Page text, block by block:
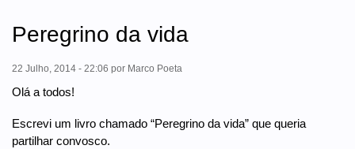
Peregrino da vida
22 Julho, 2014 - 22:06 por Marco Poeta
Olá a todos!
Escrevi um livro chamado “Peregrino da vida” que queria
partilhar convosco.